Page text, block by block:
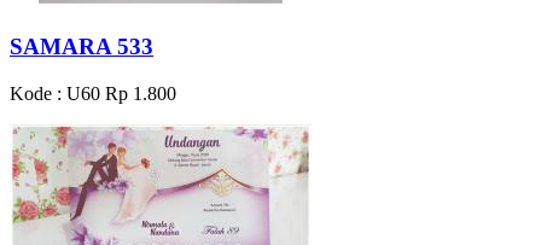
SAMARA 533
Kode : U60 Rp 1.800